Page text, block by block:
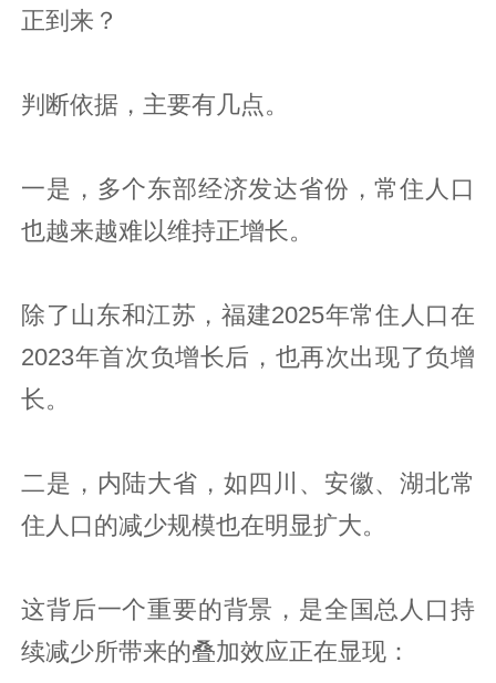
正到来？
判断依据，主要有几点。
一是，多个东部经济发达省份，常住人口
也越来越难以维持正增长。
除了山东和江苏，福建2025年常住人口在
2023年首次负增长后，也再次出现了负增
长。
二是，内陆大省，如四川、安徽、湖北常
住人口的减少规模也在明显扩大。
这背后一个重要的背景，是全国总人口持
续减少所带来的叠加效应正在显现：